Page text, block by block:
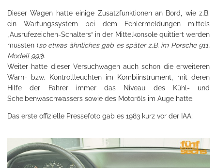
Dieser Wagen hatte einige Zusatzfunktionen an Bord, wie z.B.
ein Wartungssystem bei dem Fehlermeldungen mittels
„Ausrufezeichen-Schalters“ in der Mittelkonsole quittiert werden
mussten (so etwas ähnliches gab es später z.B. im Porsche 911,
Modell993).
Weiter hatte dieser Versuchwagen auch schon die erweiteren
Warn- bzw. Kontrollleuchten im
Kombiinstrument , mit deren
Hilfe der Fahrer immer das Niveau des Kühl- und
Scheibenwaschwassers sowie des Motoröls im Auge hatte.
Das erste offizielle Pressefoto gab es 1983 kurz vor der IAA: